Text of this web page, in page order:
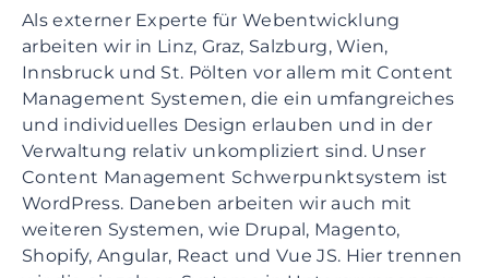
Als externer Experte für Webentwicklung
arbeiten wir in Linz, Graz, Salzburg, Wien,
Innsbruck und St. Pölten vor allem mit Content
Management Systemen, die ein umfangreiches
und individuelles Design erlauben und in der
Verwaltung relativ unkompliziert sind. Unser
Content Management Schwerpunktsystem ist
WordPress. Daneben arbeiten wir auch mit
weiteren Systemen, wie Drupal, Magento,
Shopify, Angular, React und Vue JS. Hier trennen